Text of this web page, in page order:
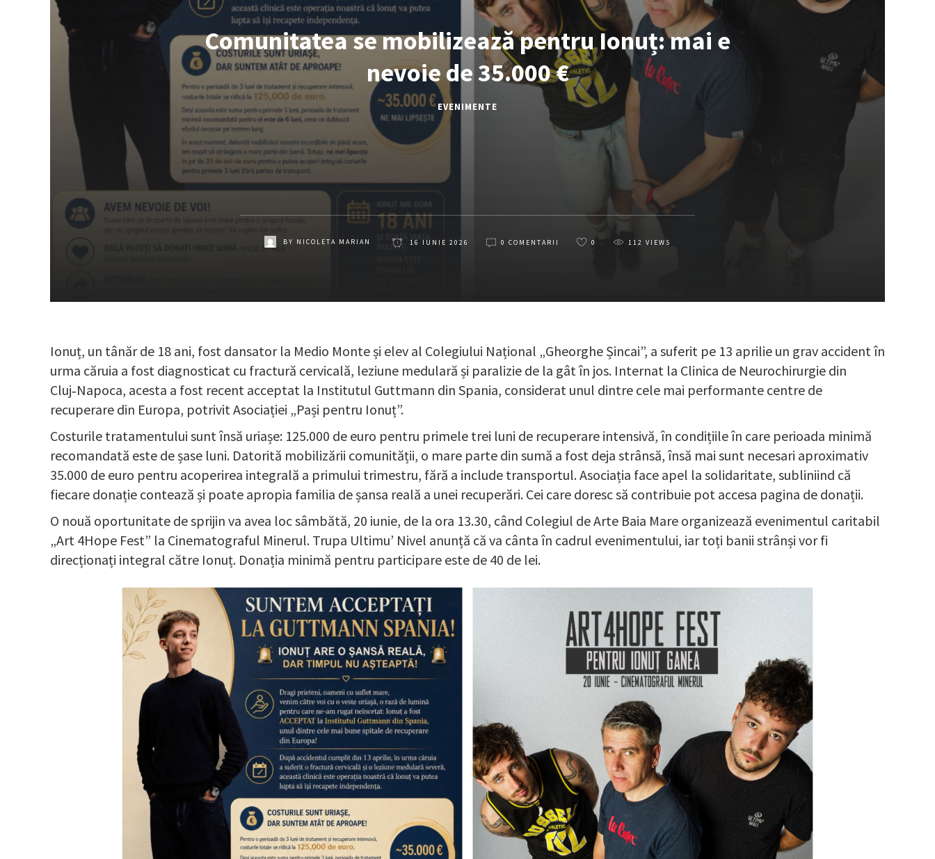
Comunitatea se mobilizează pentru Ionuț: mai e
nevoie de 35.000 €
EVENIMENTE
BY NICOLETA MARIAN 16 IUNIE 2026 0 COMENTARII 0 112 VIEWS
Ionuț, un tânăr de 18 ani, fost dansator la Medio Monte și elev al Colegiului Național „Gheorghe Șincai”, a suferit pe 13 aprilie un grav accident în
urma căruia a fost diagnosticat cu fractură cervicală, leziune medulară și paralizie de la gât în jos. Internat la Clinica de Neurochirurgie din
Cluj‑Napoca, acesta a fost recent acceptat la Institutul Guttmann din Spania, considerat unul dintre cele mai performante centre de
recuperare din Europa, potrivit Asociației „Pași pentru Ionuț”.
Costurile tratamentului sunt însă uriașe: 125.000 de euro pentru primele trei luni de recuperare intensivă, în condițiile în care perioada minimă
recomandată este de șase luni. Datorită mobilizării comunității, o mare parte din sumă a fost deja strânsă, însă mai sunt necesari aproximativ
35.000 de euro pentru acoperirea integrală a primului trimestru, fără a include transportul. Asociația face apel la solidaritate, subliniind că
fiecare donație contează și poate apropia familia de șansa reală a unei recuperări. Cei care doresc să contribuie pot accesa pagina de donații.
O nouă oportunitate de sprijin va avea loc sâmbătă, 20 iunie, de la ora 13.30, când Colegiul de Arte Baia Mare organizează evenimentul caritabil
„Art 4Hope Fest” la Cinematograful Minerul. Trupa Ultimu’ Nivel anunță că va cânta în cadrul evenimentului, iar toți banii strânși vor fi
direcționați integral către Ionuț. Donația minimă pentru participare este de 40 de lei.